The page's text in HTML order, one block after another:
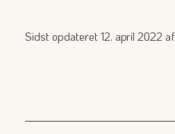
Sidst opdateret 12. april 2022 af